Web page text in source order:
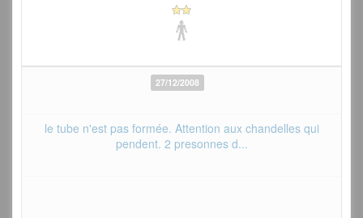
27/12/2008
le tube n'est pas formée. Attention aux chandelles qui
pendent. 2 presonnes d...